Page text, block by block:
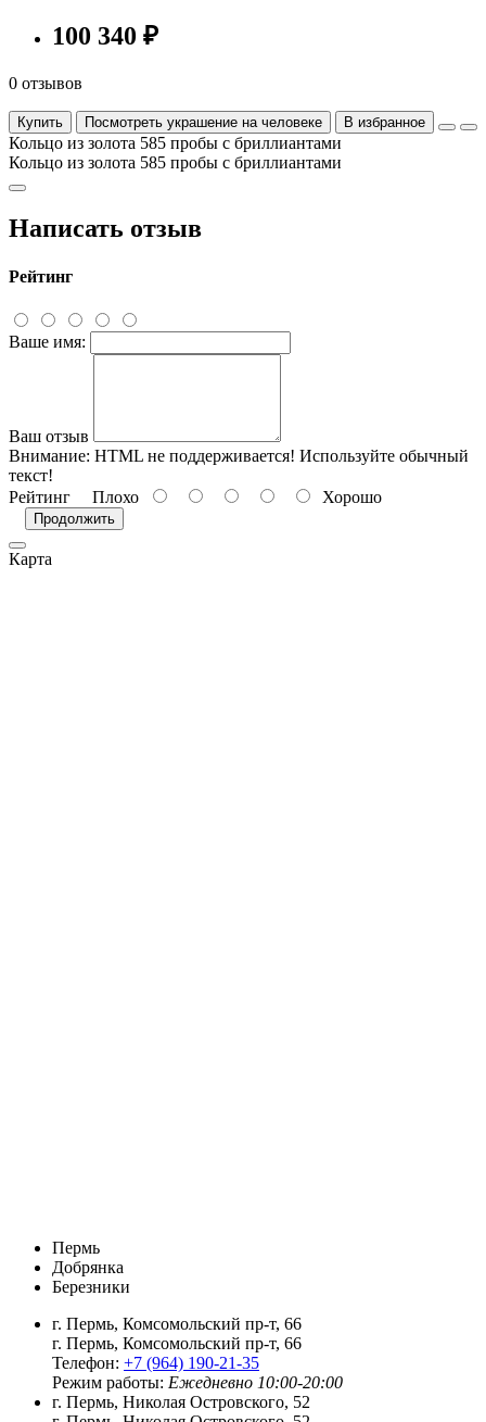
100 340 ₽
0 отзывов
Купить Посмотреть украшение на человеке В избранное
Кольцо из золота 585 пробы с бриллиантами
Кольцо из золота 585 пробы с бриллиантами
Написать отзыв
Рейтинг
Ваше имя:
Ваш отзыв
Внимание: HTML не поддерживается! Используйте обычный
текст!
Рейтинг Плохо Хорошо
Продолжить
Карта
Пермь
Добрянка
Березники
г. Пермь, Комсомольский пр-т, 66
г. Пермь, Комсомольский пр-т, 66
Телефон: +7 (964) 190-21-35
Режим работы: Ежедневно 10:00-20:00
г. Пермь, Николая Островского, 52